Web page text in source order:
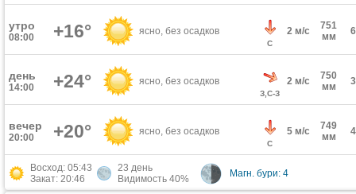
утро
08:00 +16° ясно, без осадков
С
2 м/с
751
мм
день
14:00 +24° ясно, без осадков
З,С-З
2 м/с
750
мм
вечер
20:00 +20° ясно, без осадков
С
5 м/с
749
мм
Восход: 05:43
Закат: 20:46
23 день
Видимость 40%
Магн. бури: 4